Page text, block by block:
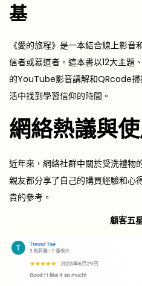
基
《愛的旅程》是一本結合線上影
信者或慕道者。這本書以12大主題
的YouTube影音講解和QRcode掃
活中找到學習信仰的時間。
網絡熱議與
近年來，網絡社群中關於受洗禮物
親友都分享了自己的購買經驗和心
貴的參考。
顧客五